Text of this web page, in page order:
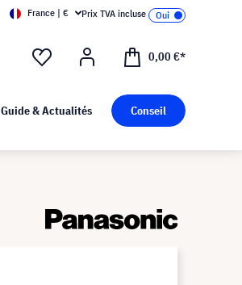
France | € Prix TVA incluse
0,00 €*
Guide & Actualités Conseil